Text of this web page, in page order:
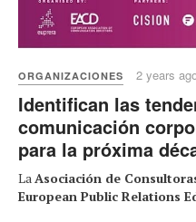
ORGANIZACIONES 2 years
Identifican las
comunicación
para la próxima
LaAsociación de
European Public Relations